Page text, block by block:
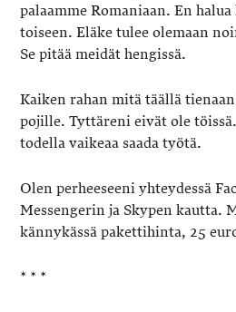
palaamme Romaniaan. En
toiseen. Eläke tulee olemaan
Se pitää meidät hengissä.
Kaiken rahan mitä täällä
pojille. Tyttäreni eivät ole
todella vaikeaa saada työtä.
Olen perheeseeni yhteydessä
Messengerin ja Skypen kautta.
kännykässä pakettihinta, 25
* * *